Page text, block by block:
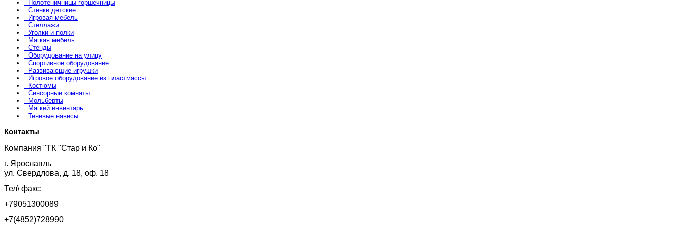
Полотеничницы горшечницы
Стенки детские
Игровая мебель
Стеллажи
Уголки и полки
Мягкая мебель
Стенды
Оборудование на улицу
Спортивное оборудование
Развивающие игрушки
Игровое оборудование из пластмассы
Костюмы
Сенсорные комнаты
Мольберты
Мягкий инвентарь
Теневые навесы
Контакты
Компания "ТК "Стар и Ко"
г. Ярославль
ул. Свердлова, д. 18, оф. 18
Тел\ факс:
+79051300089
+7(4852)728990